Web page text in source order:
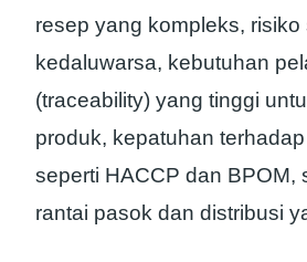
resep yang kompleks, risiko
kedaluwarsa, kebutuhan
(traceability) yang tinggi
produk, kepatuhan
seperti HACCP dan BPOM,
rantai pasok dan distribusi